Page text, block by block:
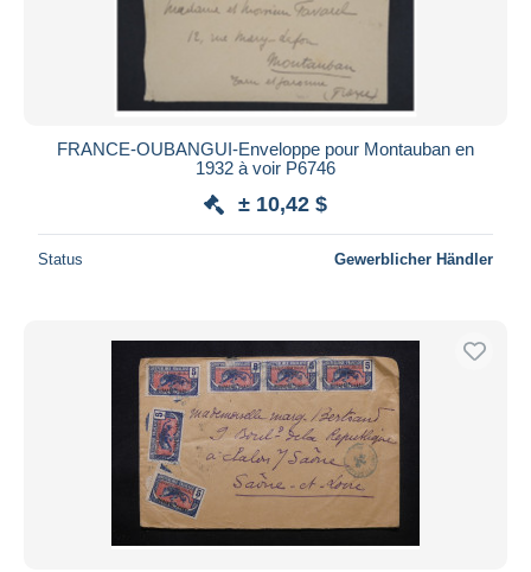
FRANCE-OUBANGUI-Enveloppe pour Montauban en
1932 à voir P6746
± 10,42 $
Status Gewerblicher Händler